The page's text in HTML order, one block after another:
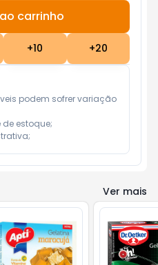
carrinho
+10 +20
podem sofrer variação
estoque;
Ver mais